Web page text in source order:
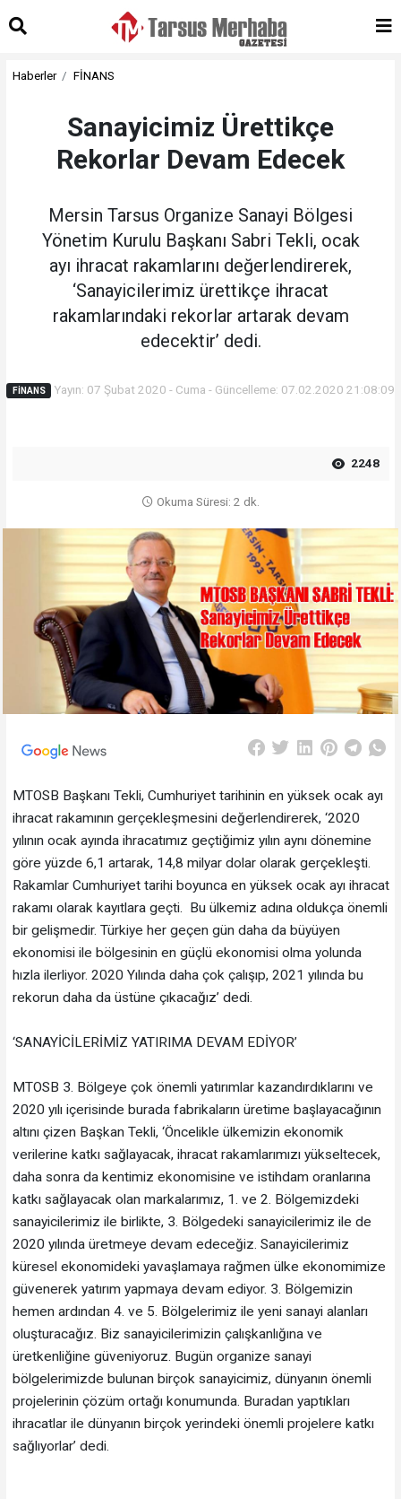
Haberler FİNANS
Sanayicimiz Ürettikçe
Rekorlar Devam Edecek
Mersin Tarsus Organize Sanayi Bölgesi
Yönetim Kurulu Başkanı Sabri Tekli, ocak
ayı ihracat rakamlarını değerlendirerek,
‘Sanayicilerimiz ürettikçe ihracat
rakamlarındaki rekorlar artarak devam
edecektir’ dedi.
FİNANS Yayın: 07 Şubat 2020 - Cuma - Güncelleme: 07.02.2020 21:08:09
2248
Okuma Süresi: 2 dk.
MTOSB Başkanı Tekli, Cumhuriyet tarihinin en yüksek ocak ayı
ihracat rakamının gerçekleşmesini değerlendirerek, ‘2020
yılının ocak ayında ihracatımız geçtiğimiz yılın aynı dönemine
göre yüzde 6,1 artarak, 14,8 milyar dolar olarak gerçekleşti.
Rakamlar Cumhuriyet tarihi boyunca en yüksek ocak ayı ihracat
rakamı olarak kayıtlara geçti. Bu ülkemiz adına oldukça önemli
bir gelişmedir. Türkiye her geçen gün daha da büyüyen
ekonomisi ile bölgesinin en güçlü ekonomisi olma yolunda
hızla ilerliyor. 2020 Yılında daha çok çalışıp, 2021 yılında bu
rekorun daha da üstüne çıkacağız’ dedi.
‘SANAYİCİLERİMİZ YATIRIMA DEVAM EDİYOR’
MTOSB 3. Bölgeye çok önemli yatırımlar kazandırdıklarını ve
2020 yılı içerisinde burada fabrikaların üretime başlayacağının
altını çizen Başkan Tekli, ‘Öncelikle ülkemizin ekonomik
verilerine katkı sağlayacak, ihracat rakamlarımızı yükseltecek,
daha sonra da kentimiz ekonomisine ve istihdam oranlarına
katkı sağlayacak olan markalarımız, 1. ve 2. Bölgemizdeki
sanayicilerimiz ile birlikte, 3. Bölgedeki sanayicilerimiz ile de
2020 yılında üretmeye devam edeceğiz. Sanayicilerimiz
küresel ekonomideki yavaşlamaya rağmen ülke ekonomimize
güvenerek yatırım yapmaya devam ediyor. 3. Bölgemizin
hemen ardından 4. ve 5. Bölgelerimiz ile yeni sanayi alanları
oluşturacağız. Biz sanayicilerimizin çalışkanlığına ve
üretkenliğine güveniyoruz. Bugün organize sanayi
bölgelerimizde bulunan birçok sanayicimiz, dünyanın önemli
projelerinin çözüm ortağı konumunda. Buradan yaptıkları
ihracatlar ile dünyanın birçok yerindeki önemli projelere katkı
sağlıyorlar’ dedi.